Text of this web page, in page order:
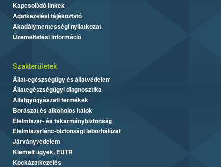
Kapcsolódó linkek
Adatkezelési tájékoztató
Akadálymentességi nyilatkozat
Üzemeltetési információ
Szakterületek
Állat-egészségügy és állatvédelem
Állategészségügyi diagnosztika
Állatgyógyászati termékek
Borászat és alkoholos italok
Élelmiszer- és takarmánybiztonság
Élelmiszerlánc-biztonsági laborhálózat
Járványvédelem
Kiemelt ügyek, EUTR
Kockázatkezelés